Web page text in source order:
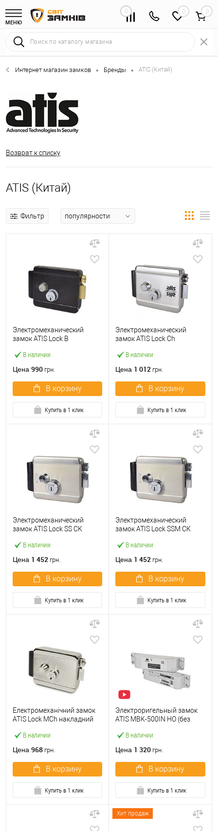
МЕНЮ
0 0
Интернет магазин замков • Бренды • ATIS (Китай)
Возврат к списку
ATIS (Китай)
Фильтр
В наличии
Электромеханический
замок ATIS Lock B
Цена 990 грн.
В корзину
Купить в 1 клик
В наличии
Электромеханический
замок ATIS Lock Ch
Цена 1 012 грн.
В корзину
Купить в 1 клик
В наличии
Электромеханический
замок ATIS Lock SS CK
Цена 1 452 грн.
В корзину
Купить в 1 клик
В наличии
Электромеханический
замок ATIS Lock SSM CK
Цена 1 452 грн.
В корзину
Купить в 1 клик
В наличии
Електромеханічний замок
ATIS Lock MCh накладний
Цена 968 грн.
В корзину
Купить в 1 клик
В наличии
Электроригельный замок
ATIS MBK-500IN НО (без
Цена 1 320 грн.
В корзину
Купить в 1 клик
Хит продаж